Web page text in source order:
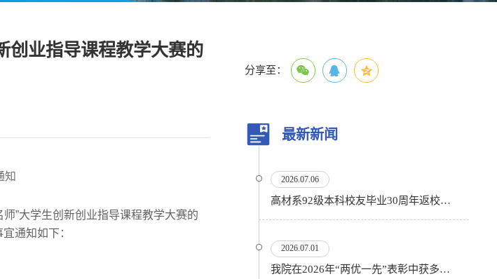
创业指导课程教学大赛的
知
”大学生创新创业指导课程教学大赛的
通知如下：
分享至：
最新新闻
2026.07.06
高材系92级本科校友毕业30周年返校活动顺利举行
2026.07.01
我院在2026年“两优一先”表彰中获多项殊荣